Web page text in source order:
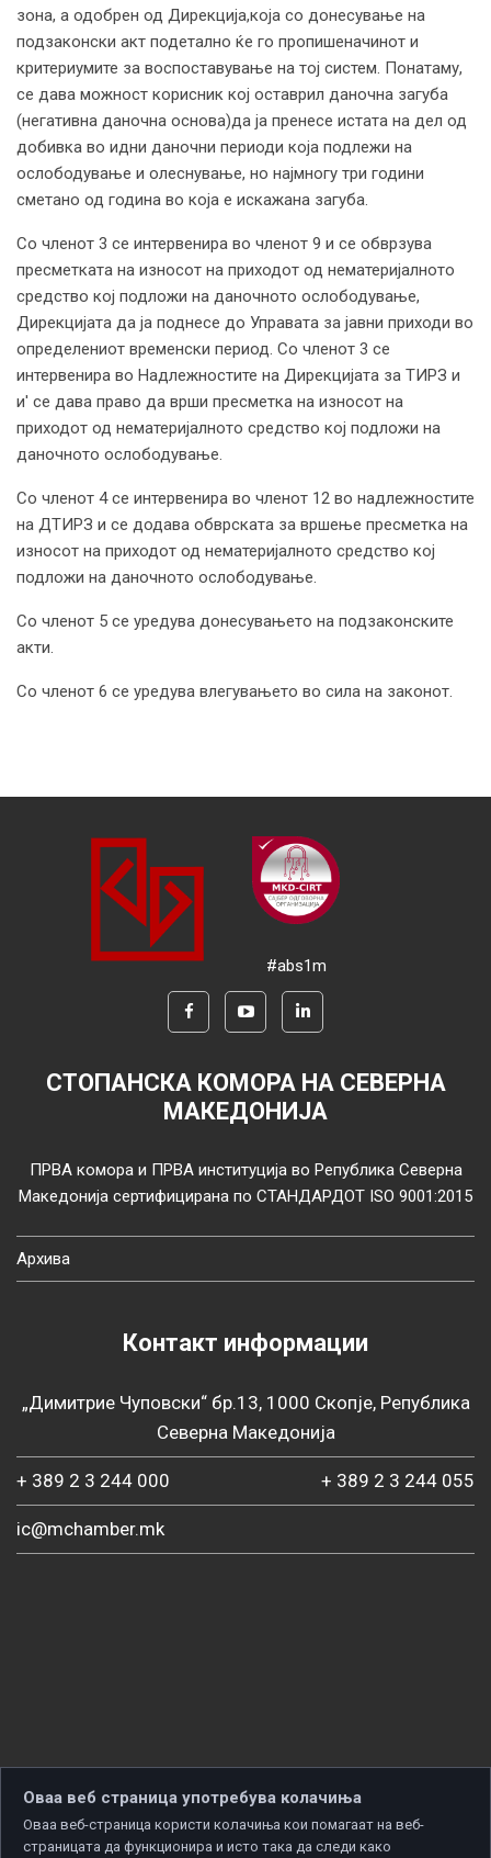
зона, а одобрен од Дирекција,која со донесување на
подзаконски акт подетално ќе го пропишеначинот и
критериумите за воспоставување на тој систем. Понатаму,
се дава можност корисник кој оставрил даночна загуба
(негативна даночна основа)да ја пренесе истата на дел од
добивка во идни даночни периоди која подлежи на
ослободување и олеснување, но најмногу три години
сметано од година во која е искажана загуба.
Со членот 3 се интервенира во членот 9 и се обврзува
пресметката на износот на приходот од нематеријалното
средство кој подложи на даночното ослободување,
Дирекцијата да ја поднесе до Управата за јавни приходи во
определениот временски период. Со членот 3 се
интервенира во Надлежностите на Дирекцијата за ТИРЗ и
и' се дава право да врши пресметка на износот на
приходот од нематеријалното средство кој подложи на
даночното ослободување.
Со членот 4 се интервенира во членот 12 во надлежностите
на ДТИРЗ и се додава обврската за вршење пресметка на
износот на приходот од нематеријалното средство кој
подложи на даночното ослободување.
Со членот 5 се уредува донесувањето на подзаконските
акти.
Со членот 6 се уредува влегувањето во сила на законот.
#abs1m
СТОПАНСКА КОМОРА НА СЕВЕРНА
МАКЕДОНИЈА
ПРВА комора и ПРВА институција во Република Северна
Македонија сертифицирана по СТАНДАРДОТ ISO 9001:2015
Архива
Контакт информации
„Димитрие Чуповски“ бр.13, 1000 Скопје, Република
Северна Македонија
+ 389 2 3 244 000 + 389 2 3 244 055
ic@mchamber.mk
Оваа веб страница употребува колачиња
Оваа веб-страница користи колачиња кои помагаат на веб-
страницата да функционира и исто така да следи како